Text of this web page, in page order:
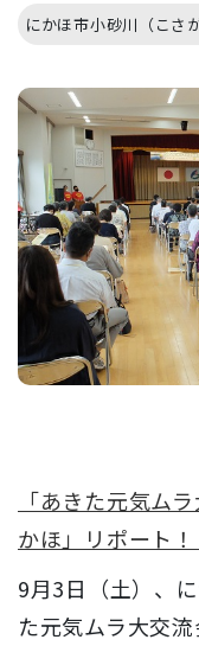
にかほ市小砂川（こさが
「あきた元気ム
かほ」リポート
9月3日（土）、
た元気ムラ大交流